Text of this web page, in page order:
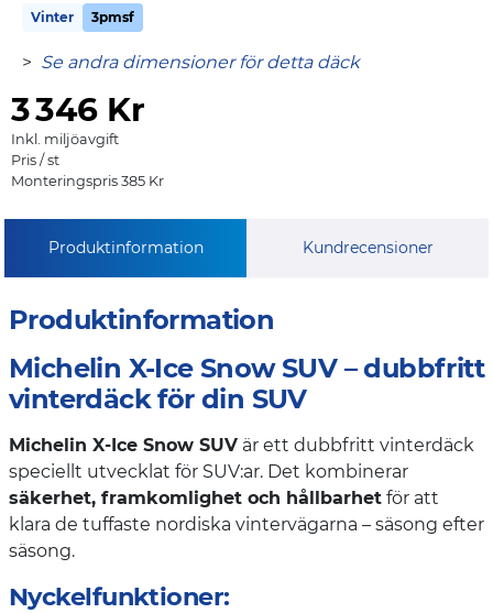
Vinter 3pmsf
> Se andra dimensioner för detta däck
3346 Kr
Inkl. miljöavgift
Pris / st
Monteringspris 385 Kr
Produktinformation Kundrecensioner
Produktinformation
Michelin X-Ice Snow SUV – dubbfritt
vinterdäck för din SUV
Michelin X-Ice Snow SUV är ett dubbfritt vinterdäck
speciellt utvecklat för SUV:ar. Det kombinerar
säkerhet, framkomlighet och hållbarhet för att
klara de tuffaste nordiska vintervägarna – säsong efter
säsong.
Nyckelfunktioner: